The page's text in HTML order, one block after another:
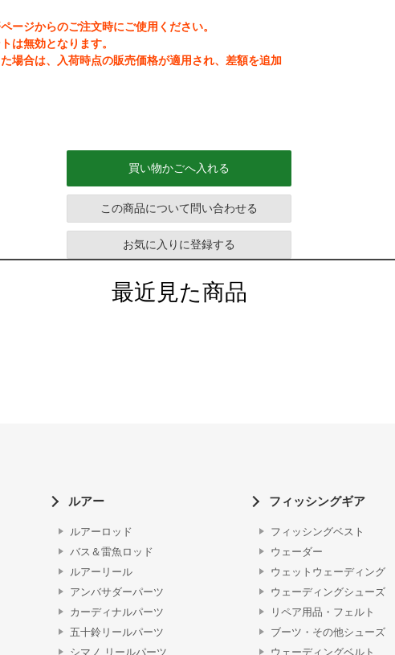
ージからのご注文時にご使用ください。
は無効となります。
場合は、入荷時点の販売価格が適用され、差額を追加
買い物かごへ入れる
この商品について問い合わせる
お気に入りに登録する
最近見た商品
ルアー
ルアーロッド
バス＆雷魚ロッド
ルアーリール
アンバサダーパーツ
カーディナルパーツ
五十鈴リールパーツ
シマノ リールパーツ
フィッシングギア
フィッシングベスト
ウェーダー
ウェットウェーディング
ウェーディングシューズ
リペア用品・フェルト
ブーツ・その他シューズ
ウェーディングベルト